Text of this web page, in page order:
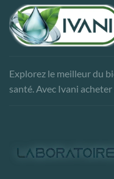
Explorez le meilleur du
santé. Avec Ivani